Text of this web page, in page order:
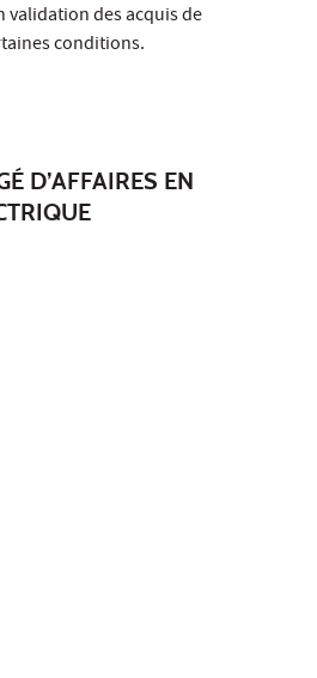
validation des acquis de
conditions.
D’AFFAIRES EN